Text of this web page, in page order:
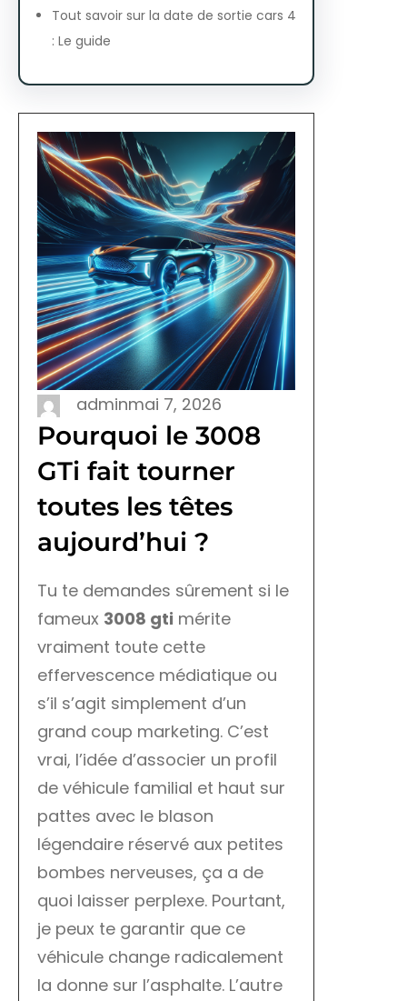
Tout savoir sur la date de sortie cars 4
: Le guide
adminmai 7, 2026
Pourquoi le 3008
GTi fait tourner
toutes les têtes
aujourd’hui ?
Tu te demandes sûrement si le
fameux 3008 gti mérite
vraiment toute cette
effervescence médiatique ou
s’il s’agit simplement d’un
grand coup marketing. C’est
vrai, l’idée d’associer un profil
de véhicule familial et haut sur
pattes avec le blason
légendaire réservé aux petites
bombes nerveuses, ça a de
quoi laisser perplexe. Pourtant,
je peux te garantir que ce
véhicule change radicalement
la donne sur l’asphalte. L’autre